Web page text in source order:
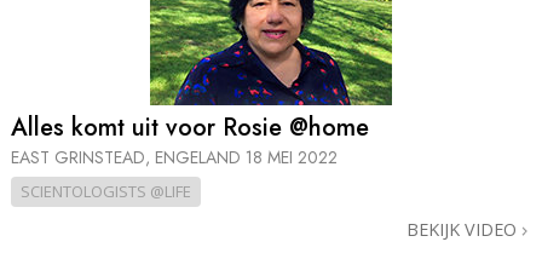
Alles komt uit voor Rosie @home
EAST GRINSTEAD, ENGELAND 18 MEI 2022
SCIENTOLOGISTS @LIFE
BEKIJK VIDEO